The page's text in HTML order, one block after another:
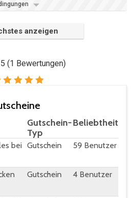
anzeigen
5 (1 Bewertungen)
Gutschein-
Typ
Beliebtheit
bei Gutschein 59 Benutzer
Gutschein 4 Benutzer